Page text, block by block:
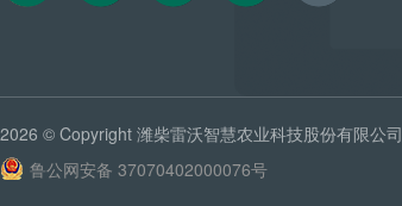
2026 © Copyright 潍柴雷沃智慧农业科技股份有限公司
鲁公网安备 37070402000076号